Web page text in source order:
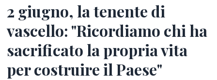
2 giugno, la tenente di
vascello: "Ricordiamo chi ha
sacrificato la propria vita
per costruire il Paese"